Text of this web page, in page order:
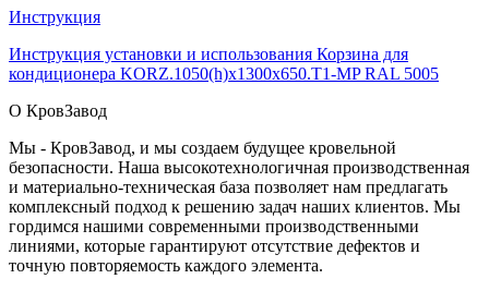
Инструкция
Инструкция установки и использования Корзина для
кондиционера KORZ.1050(h)x1300x650.T1-MP RAL 5005
О КровЗавод
Мы - КровЗавод, и мы создаем будущее кровельной
безопасности. Наша высокотехнологичная производственная
и материально-техническая база позволяет нам предлагать
комплексный подход к решению задач наших клиентов. Мы
гордимся нашими современными производственными
линиями, которые гарантируют отсутствие дефектов и
точную повторяемость каждого элемента.